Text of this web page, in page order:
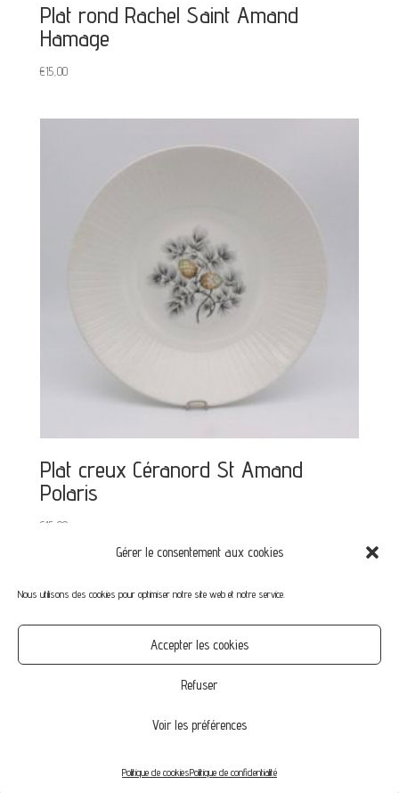
Gérer le consentement aux cookies
Nous utilisons des cookies pour optimiser notre site web et notre service.
Accepter les cookies
Refuser
Voir les préférences
Politique de cookiesPolitique de confidentialité
Plat rond Rachel Saint Amand
Hamage
€15,00
Plat creux Céranord St Amand
Polaris
€15,00
Mot de passe perdu
© Vintage-Family.fr 2020 | by Agence NikO